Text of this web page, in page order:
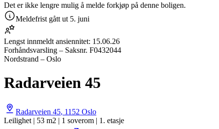
Det er ikke lengre mulig å melde forkjøp på denne boligen.
Meldefrist gått ut 5. juni
Lengst innmeldt ansiennitet: 15.06.26
Forhåndsvarsling – Saksnr. F0432044
Nordstrand – Oslo
Radarveien 45
Radarveien 45, 1152 Oslo
Leilighet | 53 m2 | 1 soverom | 1. etasje